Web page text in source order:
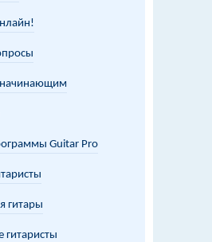
Guitar Pro
гитары
гитаристы